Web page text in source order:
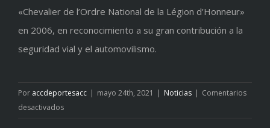
«Chevalier de l’Ordre National de la Légion d’Honneur»
en 2006, en reconocimiento a su gran contribución a la
seguridad vial y el automovilismo.
Por accdeportesacc | mayo 24th, 2021 | Noticias | Comentarios
desactivadosen
Falleció